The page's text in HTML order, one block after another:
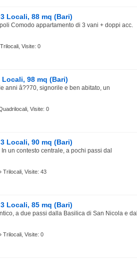
Locali, 88 mq (Bari)
Comodo appartamento di 3 vani + doppi acc.
Visite: 0
98 mq (Bari)
anni â??70, signorile e ben abitato, un
Visite: 0
Locali, 90 mq (Bari)
un contesto centrale, a pochi passi dal
Trilocali, Visite: 43
Locali, 85 mq (Bari)
a due passi dalla Basilica di San Nicola e dal
Trilocali, Visite: 0